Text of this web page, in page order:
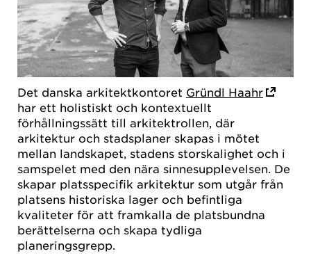
Det danska arkitektkontoret Gründl Haahr
har ett holistiskt och kontextuellt
förhållningssätt till arkitektrollen, där
arkitektur och stadsplaner skapas i mötet
mellan landskapet, stadens storskalighet och i
samspelet med den nära sinnesupplevelsen. De
skapar platsspecifik arkitektur som utgår från
platsens historiska lager och befintliga
kvaliteter för att framkalla de platsbundna
berättelserna och skapa tydliga
planeringsgrepp.